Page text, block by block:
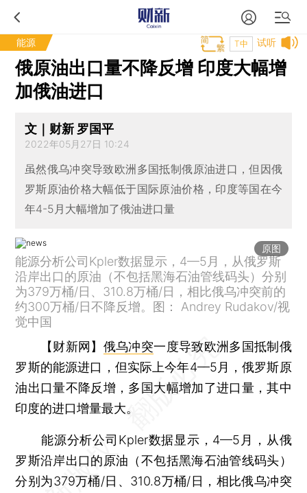
能源 试听
T中
俄原油出口量不降反增 印度大幅增
加俄油进口
文｜财新 罗国平
2022年05月27日 10:24
虽然俄乌冲突导致欧洲多国抵制俄原油进口，但因俄
罗斯原油价格大幅低于国际原油价格，印度等国在今
年4-5月大幅增加了俄油进口量
原图
能源分析公司Kpler数据显示，4—5月，从俄罗斯
沿岸出口的原油（不包括黑海石油管线码头）分别
为379万桶/日、310.8万桶/日，相比俄乌冲突前的
约300万桶/日不降反增。图： Andrey Rudakov/视
觉中国
【财新网】 俄乌冲突一度导致欧洲多国抵制俄
罗斯的能源进口，但实际上今年4—5月，俄罗斯原
油出口量不降反增，多国大幅增加了进口量，其中
印度的进口增量最大。
能源分析公司Kpler数据显示，4—5月，从俄
罗斯沿岸出口的原油（不包括黑海石油管线码头）
分别为379万桶/日、310.8万桶/日，相比俄乌冲突